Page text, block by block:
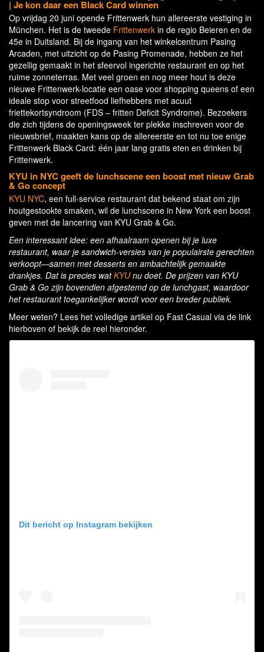
| Je kon daar een Black Card winnen
Op vrijdag 20 juni opende Frittenwerk hun allereerste vestiging in
München. Het is de tweede Frittenwerk in de regio Beieren en de
45e in Duitsland. Bij de ingang van het winkelcentrum Pasing
Arcaden, met uitzicht op de Pasing Promenade, hebben ze het
gezellig gemaakt in het sfeervol ingerichte restaurant en op het
ruime zonneterras. Met veel groen en nog meer hout is deze
nieuwe Frittenwerk-locatie een oase voor shopping queens of een
ideale stop voor streetfood liefhebbers met acuut
friettekortsyndroom (FDS – fritten Deficit Syndrome). Bezoekers
die zich tijdens de openingsweek ter plekke inschreven voor de
nieuwsbrief, maakten kans op de allereerste en tot nu toe enige
Frittenwerk Black Card: één jaar lang gratis eten en drinken bij
Frittenwerk.
KYU in NYC geeft de lunchscene een boost met nieuw Grab
& Go concept
KYU NYC, een full-service restaurant dat bekend staat om zijn
houtgestookte smaken, wil de lunchscene in New York een boost
geven met de lancering van KYU Grab & Go.
Een interessant idee: een afhaalraam openen bij je luxe
restaurant, waar je sandwich-versies van je populairste gerechten
verkoopt—samen met desserts en ambachtelijk gemaakte
drankjes. Dat is precies watKYUnu doet. De prijzen van KYU
Grab & Go zijn bovendien afgestemd op de lunchgast, waardoor
het restaurant toegankelijker wordt voor een breder publiek.
Meer weten? Lees het volledige artikel op Fast Casual via de link
hierboven of bekijk de reel hieronder.
Dit bericht op Instagram bekijken